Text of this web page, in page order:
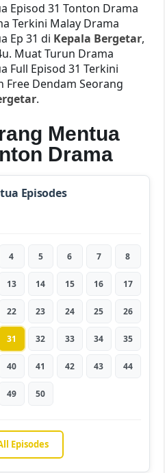
Episod 31 Tonton Drama
Terkini Malay Drama
Ep 31 di Kepala Bergetar,
Muat Turun Drama
Full Episod 31 Terkini
Free Dendam Seorang
.
Mentua
Drama
Episodes
4 5 6 7 8
13 14 15 16 17
22 23 24 25 26
31 32 33 34 35
40 41 42 43 44
49 50
Episodes